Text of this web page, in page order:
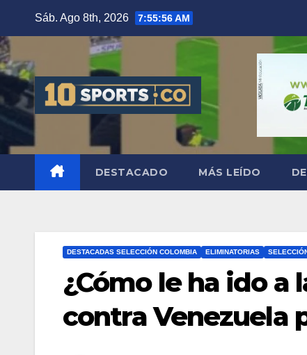
Sáb. Ago 8th, 2026 7:55:57 AM
DESTACADO MÁS LEÍDO
DESTACADAS SELECCIÓN COLOMBIA ELIMINATORIAS
¿Cómo le ha ido a
contra Venezuela